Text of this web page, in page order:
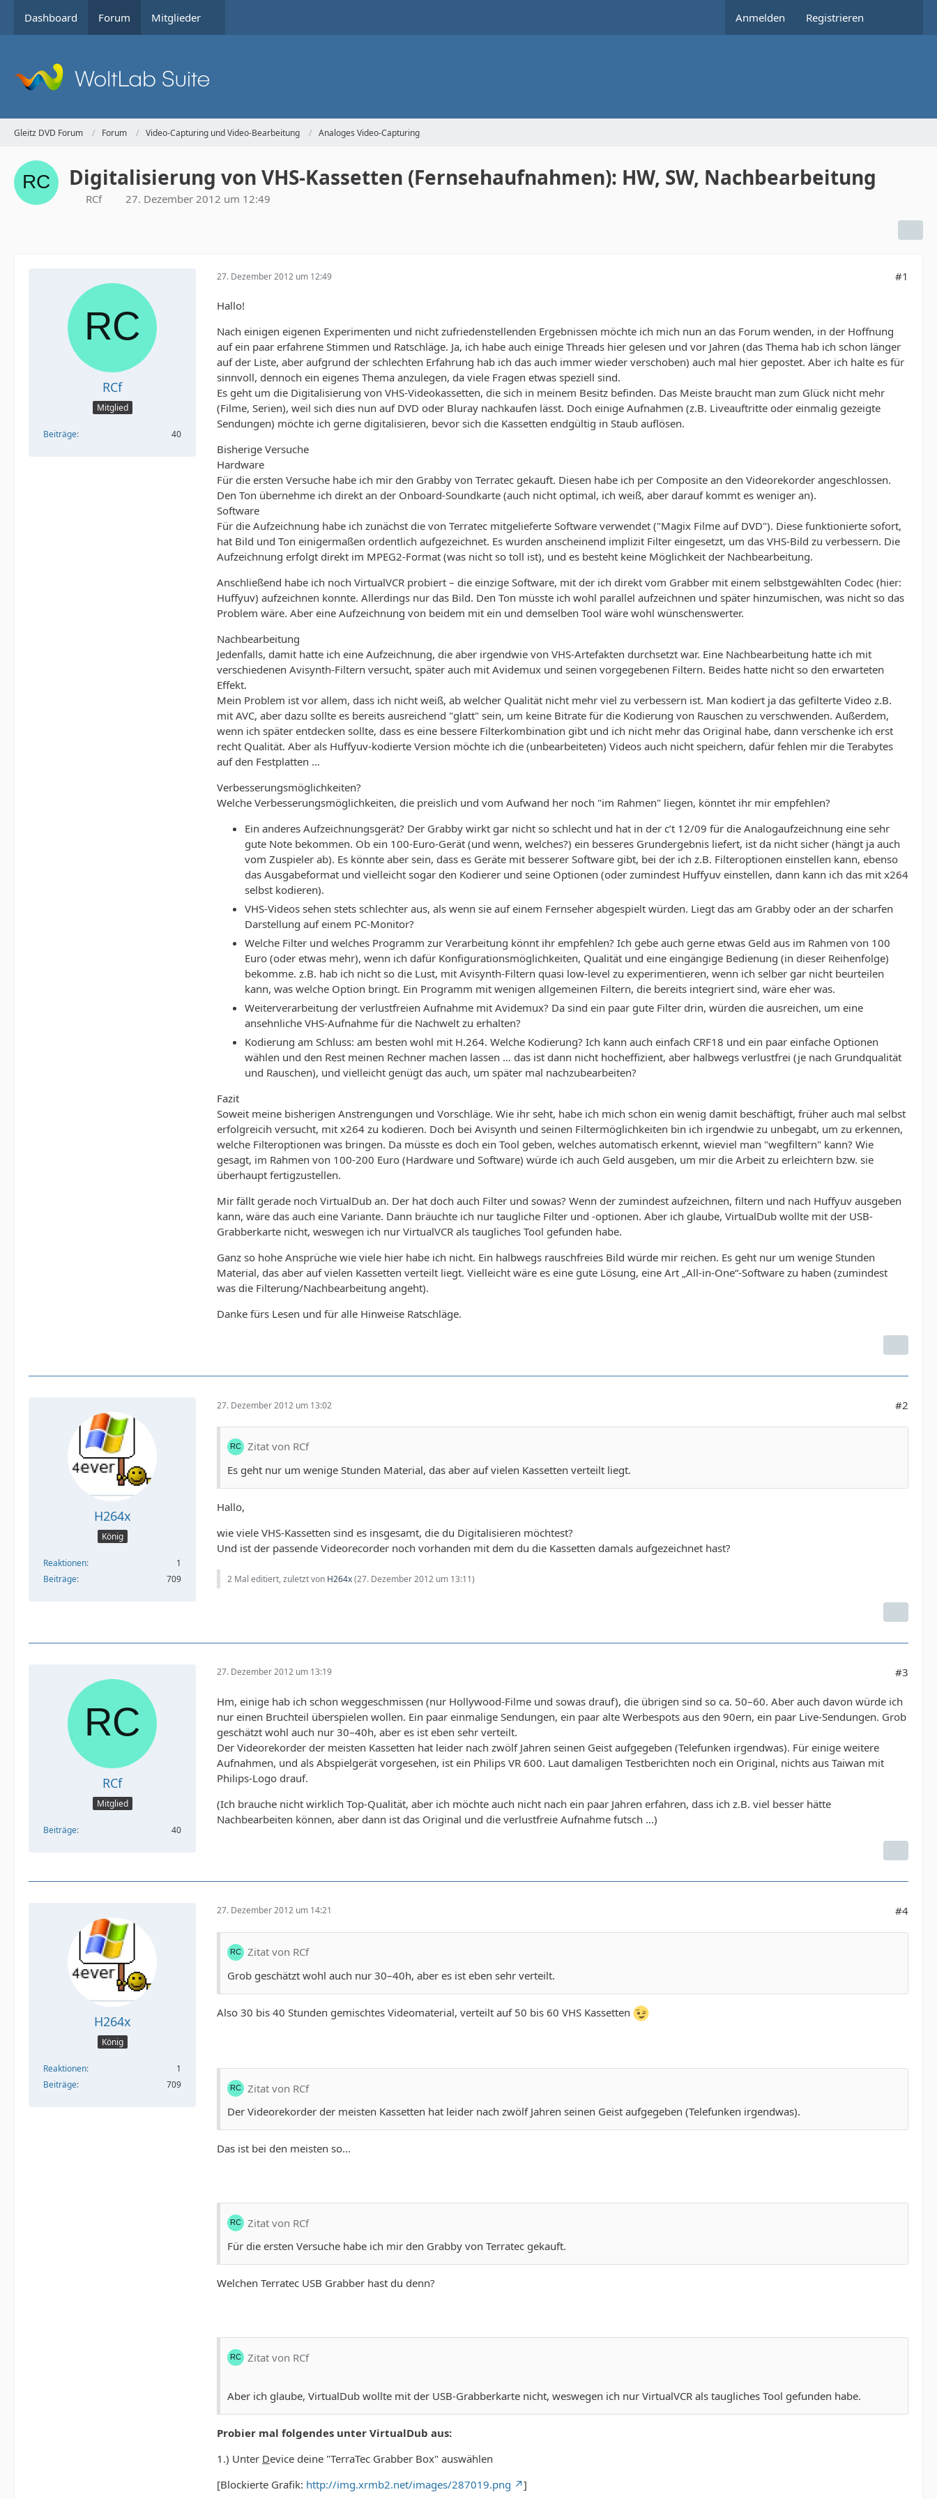
Dashboard Forum Mitglieder Anmelden Registrieren
Gleitz DVD Forum Forum Video-Capturing und Video-Bearbeitung Analoges Video-Capturing
Digitalisierung von VHS-Kassetten (Fernsehaufnahmen): HW, SW, Nachbearbeitung
RCf 27. Dezember 2012 um 12:49
RCf
Mitglied
Beiträge 40
27. Dezember 2012 um 12:49 #1
Hallo!
Nach einigen eigenen Experimenten und nicht zufriedenstellenden Ergebnissen möchte ich mich nun an das Forum wenden, in der Hoffnung
auf ein paar erfahrene Stimmen und Ratschläge. Ja, ich habe auch einige Threads hier gelesen und vor Jahren (das Thema hab ich schon länger
auf der Liste, aber aufgrund der schlechten Erfahrung hab ich das auch immer wieder verschoben) auch mal hier gepostet. Aber ich halte es für
sinnvoll, dennoch ein eigenes Thema anzulegen, da viele Fragen etwas speziell sind.
Es geht um die Digitalisierung von VHS-Videokassetten, die sich in meinem Besitz befinden. Das Meiste braucht man zum Glück nicht mehr
(Filme, Serien), weil sich dies nun auf DVD oder Bluray nachkaufen lässt. Doch einige Aufnahmen (z.B. Liveauftritte oder einmalig gezeigte
Sendungen) möchte ich gerne digitalisieren, bevor sich die Kassetten endgültig in Staub auflösen.
Bisherige Versuche
Hardware
Für die ersten Versuche habe ich mir den Grabby von Terratec gekauft. Diesen habe ich per Composite an den Videorekorder angeschlossen.
Den Ton übernehme ich direkt an der Onboard-Soundkarte (auch nicht optimal, ich weiß, aber darauf kommt es weniger an).
Software
Für die Aufzeichnung habe ich zunächst die von Terratec mitgelieferte Software verwendet ("Magix Filme auf DVD"). Diese funktionierte sofort,
hat Bild und Ton einigermaßen ordentlich aufgezeichnet. Es wurden anscheinend implizit Filter eingesetzt, um das VHS-Bild zu verbessern. Die
Aufzeichnung erfolgt direkt im MPEG2-Format (was nicht so toll ist), und es besteht keine Möglichkeit der Nachbearbeitung.
Anschließend habe ich noch VirtualVCR probiert – die einzige Software, mit der ich direkt vom Grabber mit einem selbstgewählten Codec (hier:
Huffyuv) aufzeichnen konnte. Allerdings nur das Bild. Den Ton müsste ich wohl parallel aufzeichnen und später hinzumischen, was nicht so das
Problem wäre. Aber eine Aufzeichnung von beidem mit ein und demselben Tool wäre wohl wünschenswerter.
Nachbearbeitung
Jedenfalls, damit hatte ich eine Aufzeichnung, die aber irgendwie von VHS-Artefakten durchsetzt war. Eine Nachbearbeitung hatte ich mit
verschiedenen Avisynth-Filtern versucht, später auch mit Avidemux und seinen vorgegebenen Filtern. Beides hatte nicht so den erwarteten
Effekt.
Mein Problem ist vor allem, dass ich nicht weiß, ab welcher Qualität nicht mehr viel zu verbessern ist. Man kodiert ja das gefilterte Video z.B.
mit AVC, aber dazu sollte es bereits ausreichend "glatt" sein, um keine Bitrate für die Kodierung von Rauschen zu verschwenden. Außerdem,
wenn ich später entdecken sollte, dass es eine bessere Filterkombination gibt und ich nicht mehr das Original habe, dann verschenke ich erst
recht Qualität. Aber als Huffyuv-kodierte Version möchte ich die (unbearbeiteten) Videos auch nicht speichern, dafür fehlen mir die Terabytes
auf den Festplatten …
Verbesserungsmöglichkeiten?
Welche Verbesserungsmöglichkeiten, die preislich und vom Aufwand her noch "im Rahmen" liegen, könntet ihr mir empfehlen?
Ein anderes Aufzeichnungsgerät? Der Grabby wirkt gar nicht so schlecht und hat in der c’t 12/09 für die Analogaufzeichnung eine sehr
gute Note bekommen. Ob ein 100-Euro-Gerät (und wenn, welches?) ein besseres Grundergebnis liefert, ist da nicht sicher (hängt ja auch
vom Zuspieler ab). Es könnte aber sein, dass es Geräte mit besserer Software gibt, bei der ich z.B. Filteroptionen einstellen kann, ebenso
das Ausgabeformat und vielleicht sogar den Kodierer und seine Optionen (oder zumindest Huffyuv einstellen, dann kann ich das mit x264
selbst kodieren).
VHS-Videos sehen stets schlechter aus, als wenn sie auf einem Fernseher abgespielt würden. Liegt das am Grabby oder an der scharfen
Darstellung auf einem PC-Monitor?
Welche Filter und welches Programm zur Verarbeitung könnt ihr empfehlen? Ich gebe auch gerne etwas Geld aus im Rahmen von 100
Euro (oder etwas mehr), wenn ich dafür Konfigurationsmöglichkeiten, Qualität und eine eingängige Bedienung (in dieser Reihenfolge)
bekomme. z.B. hab ich nicht so die Lust, mit Avisynth-Filtern quasi low-level zu experimentieren, wenn ich selber gar nicht beurteilen
kann, was welche Option bringt. Ein Programm mit wenigen allgemeinen Filtern, die bereits integriert sind, wäre eher was.
Weiterverarbeitung der verlustfreien Aufnahme mit Avidemux? Da sind ein paar gute Filter drin, würden die ausreichen, um eine
ansehnliche VHS-Aufnahme für die Nachwelt zu erhalten?
Kodierung am Schluss: am besten wohl mit H.264. Welche Kodierung? Ich kann auch einfach CRF18 und ein paar einfache Optionen
wählen und den Rest meinen Rechner machen lassen … das ist dann nicht hocheffizient, aber halbwegs verlustfrei (je nach Grundqualität
und Rauschen), und vielleicht genügt das auch, um später mal nachzubearbeiten?
Fazit
Soweit meine bisherigen Anstrengungen und Vorschläge. Wie ihr seht, habe ich mich schon ein wenig damit beschäftigt, früher auch mal selbst
erfolgreicih versucht, mit x264 zu kodieren. Doch bei Avisynth und seinen Filtermöglichkeiten bin ich irgendwie zu unbegabt, um zu erkennen,
welche Filteroptionen was bringen. Da müsste es doch ein Tool geben, welches automatisch erkennt, wieviel man "wegfiltern" kann? Wie
gesagt, im Rahmen von 100-200 Euro (Hardware und Software) würde ich auch Geld ausgeben, um mir die Arbeit zu erleichtern bzw. sie
überhaupt fertigzustellen.
Mir fällt gerade noch VirtualDub an. Der hat doch auch Filter und sowas? Wenn der zumindest aufzeichnen, filtern und nach Huffyuv ausgeben
kann, wäre das auch eine Variante. Dann bräuchte ich nur taugliche Filter und -optionen. Aber ich glaube, VirtualDub wollte mit der USB-
Grabberkarte nicht, weswegen ich nur VirtualVCR als taugliches Tool gefunden habe.
Ganz so hohe Ansprüche wie viele hier habe ich nicht. Ein halbwegs rauschfreies Bild würde mir reichen. Es geht nur um wenige Stunden
Material, das aber auf vielen Kassetten verteilt liegt. Vielleicht wäre es eine gute Lösung, eine Art „All-in-One“-Software zu haben (zumindest
was die Filterung/Nachbearbeitung angeht).
Danke fürs Lesen und für alle Hinweise Ratschläge.
H264x
König
Reaktionen
1
Beiträge
709
27. Dezember 2012 um 13:02 #2
Zitat von RCf
Es geht nur um wenige Stunden Material, das aber auf vielen Kassetten verteilt liegt.
Hallo,
wie viele VHS-Kassetten sind es insgesamt, die du Digitalisieren möchtest?
Und ist der passende Videorecorder noch vorhanden mit dem du die Kassetten damals aufgezeichnet hast?
2 Mal editiert, zuletzt von H264x(27. Dezember 2012 um 13:11)
RCf
Mitglied
Beiträge 40
27. Dezember 2012 um 13:19 #3
Hm, einige hab ich schon weggeschmissen (nur Hollywood-Filme und sowas drauf), die übrigen sind so ca. 50–60. Aber auch davon würde ich
nur einen Bruchteil überspielen wollen. Ein paar einmalige Sendungen, ein paar alte Werbespots aus den 90ern, ein paar Live-Sendungen. Grob
geschätzt wohl auch nur 30–40h, aber es ist eben sehr verteilt.
Der Videorekorder der meisten Kassetten hat leider nach zwölf Jahren seinen Geist aufgegeben (Telefunken irgendwas). Für einige weitere
Aufnahmen, und als Abspielgerät vorgesehen, ist ein Philips VR 600. Laut damaligen Testberichten noch ein Original, nichts aus Taiwan mit
Philips-Logo drauf.
(Ich brauche nicht wirklich Top-Qualität, aber ich möchte auch nicht nach ein paar Jahren erfahren, dass ich z.B. viel besser hätte
Nachbearbeiten können, aber dann ist das Original und die verlustfreie Aufnahme futsch …)
H264x
König
Reaktionen
1
Beiträge
709
27. Dezember 2012 um 14:21 #4
Zitat von RCf
Grob geschätzt wohl auch nur 30–40h, aber es ist eben sehr verteilt.
Also 30 bis 40 Stunden gemischtes Videomaterial, verteilt auf 50 bis 60 VHS Kassetten
Zitat von RCf
Der Videorekorder der meisten Kassetten hat leider nach zwölf Jahren seinen Geist aufgegeben (Telefunken irgendwas).
Das ist bei den meisten so...
Zitat von RCf
Für die ersten Versuche habe ich mir den Grabby von Terratec gekauft.
Welchen Terratec USB Grabber hast du denn?
Zitat von RCf
Aber ich glaube, VirtualDub wollte mit der USB-Grabberkarte nicht, weswegen ich nur VirtualVCR als taugliches Tool gefunden habe.
Probier mal folgendes unter VirtualDub aus:
1.) Unter Device deine "TerraTec Grabber Box" auswählen
[Blockierte Grafik: http://img.xrmb2.net/images/287019.png ]